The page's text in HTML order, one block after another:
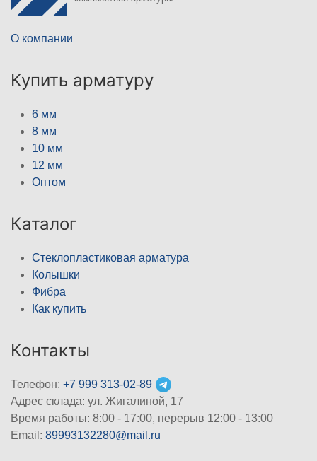
О компании
Купить арматуру
6 мм
8 мм
10 мм
12 мм
Оптом
Каталог
Стеклопластиковая арматура
Колышки
Фибра
Как купить
Контакты
Телефон: +7 999 313-02-89
Адрес склада: ул. Жигалиной, 17
Время работы: 8:00 - 17:00, перерыв 12:00 - 13:00
Email: 89993132280@mail.ru